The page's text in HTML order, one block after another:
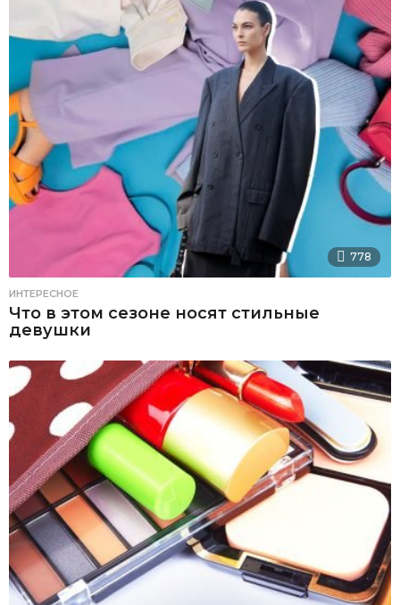
778
ИНТЕРЕСНОЕ
Что в этом сезоне носят стильные
девушки